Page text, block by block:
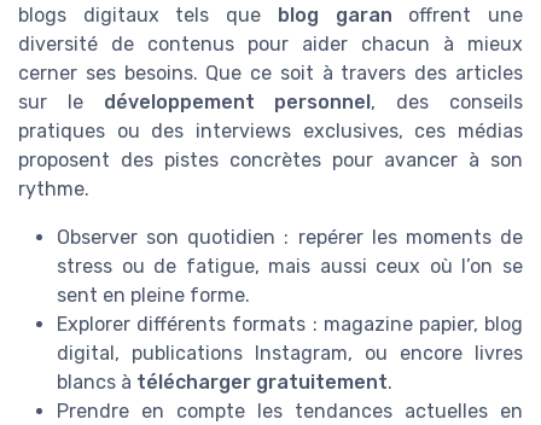
blogs digitaux tels que blog garan offrent une
diversité de contenus pour aider chacun à mieux
cerner ses besoins. Que ce soit à travers des articles
sur le développement personnel, des conseils
pratiques ou des interviews exclusives, ces médias
proposent des pistes concrètes pour avancer à son
rythme.
Observer son quotidien : repérer les moments de
stress ou de fatigue, mais aussi ceux où l’on se
sent en pleine forme.
Explorer différents formats : magazine papier, blog
digital, publications Instagram, ou encore livres
blancs à télécharger gratuitement.
Prendre en compte les tendances actuelles en